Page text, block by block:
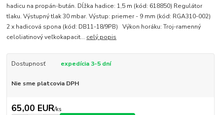
hadicu na propán-bután. Dĺžka hadice: 1,5 m (kód: 618850) Regulátor
tlaku. Výstupný tlak 30 mbar. Výstup: priemer - 9 mm (kód: RGA310-002)
2 x hadicová spona (kód: DB11-18/9PB) Výkon horáku: Troj-ramenný
celoliatinový veľkokapacit... celý popis
Dostupnosť expedícia 3-5 dní
Nie sme platcovia DPH
65,00 EUR/ks